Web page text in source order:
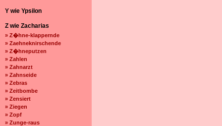
Y wie Ypsilon
Z wie Zacharias
» Z�hne-klappernde
» Zaehneknirschende
» Z�hneputzen
» Zahlen
» Zahnarzt
» Zahnseide
» Zebras
» Zeitbombe
» Zensiert
» Ziegen
» Zopf
» Zunge-raus